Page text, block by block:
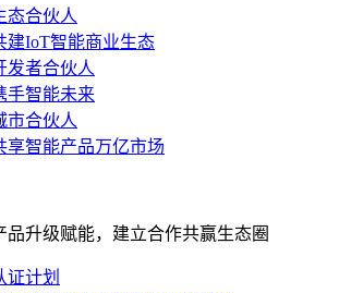
态合伙人
建IoT智能商业生态
发者合伙人
手智能未来
市合伙人
享智能产品万亿市场
品升级赋能，建立合作共赢生态圈
证计划